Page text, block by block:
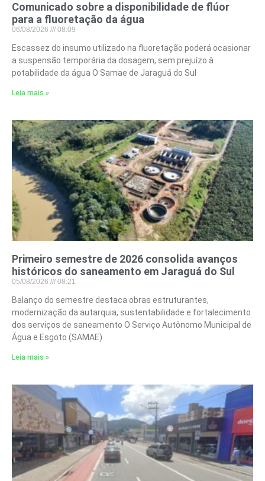
Comunicado sobre a disponibilidade de flúor
para a fluoretação da água
06/08/2026 08:09
Escassez do insumo utilizado na fluoretação poderá ocasionar
a suspensão temporária da dosagem, sem prejuízo à
potabilidade da água O Samae de Jaraguá do Sul
Leia mais »
Primeiro semestre de 2026 consolida avanços
históricos do saneamento em Jaraguá do Sul
05/08/2026 08:21
Balanço do semestre destaca obras estruturantes,
modernização da autarquia, sustentabilidade e fortalecimento
dos serviços de saneamento O Serviço Autônomo Municipal de
Água e Esgoto (SAMAE)
Leia mais »